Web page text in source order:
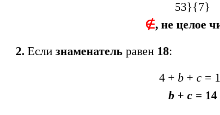
53}{7}
∉, не целое
2. Если знаменатель равен 18:
4 + b+ c=
b+ c= 14